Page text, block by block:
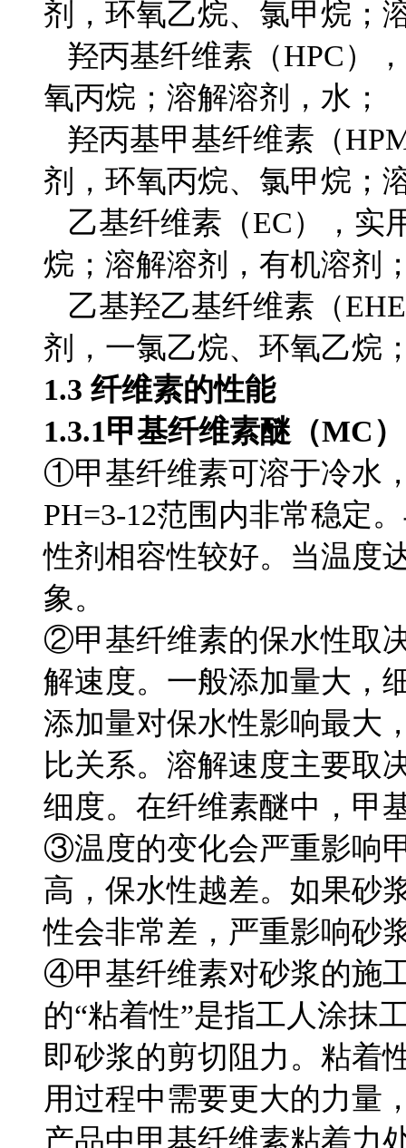
剂，环氧乙烷、氯甲烷；
羟丙基纤维素（HPC）
氧丙烷；溶解溶剂，水；
羟丙基甲基纤维素（
剂，环氧丙烷、氯甲烷；
乙基纤维素（EC），实
烷；溶解溶剂，有机溶剂
乙基羟乙基纤维素（
剂，一氯乙烷、环氧乙烷
1.3 纤维素的性能
1.3.1甲基纤维素醚（MC）
①甲基纤维素可溶于冷水
PH=3-12范围内非常稳定
性剂相容性较好。当温度
象。
②甲基纤维素的保水性取
解速度。一般添加量大，
添加量对保水性影响最大
比关系。溶解速度主要取
细度。在纤维素醚中，甲
③温度的变化会严重影响
高，保水性越差。如果砂
性会非常差，严重影响砂
④甲基纤维素对砂浆的施
的“粘着性”是指工人涂抹
即砂浆的剪切阻力。粘着
用过程中需要更大的力量
产品中甲基纤维素粘着力